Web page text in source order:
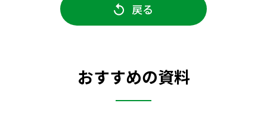
戻る
おすすめの資料